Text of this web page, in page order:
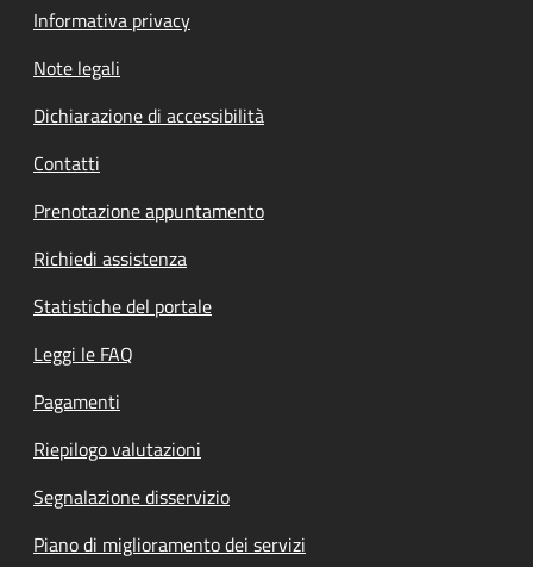
Informativa privacy
Note legali
Dichiarazione di accessibilità
Contatti
Prenotazione appuntamento
Richiedi assistenza
Statistiche del portale
Leggi le FAQ
Pagamenti
Riepilogo valutazioni
Segnalazione disservizio
Piano di miglioramento dei servizi